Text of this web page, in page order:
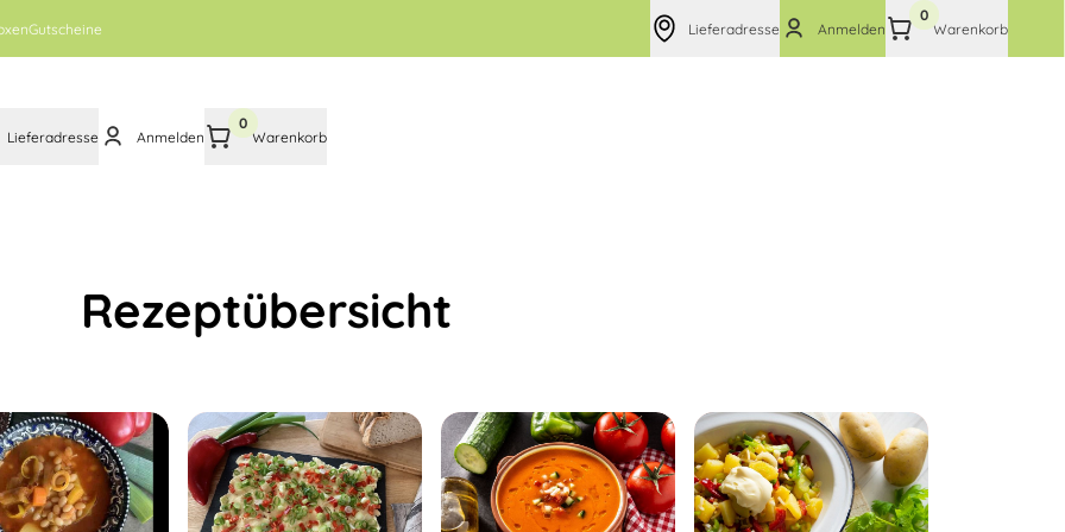
Gutscheine Lieferadresse Anmelden
0
Warenkorb
Lieferadresse Anmelden
0
Warenkorb
Rezeptübersicht